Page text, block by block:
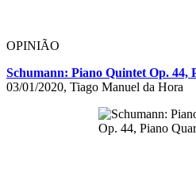
OPINIÃO
Schumann: Piano Quintet Op. 44,
03/01/2020, Tiago Manuel da Hora